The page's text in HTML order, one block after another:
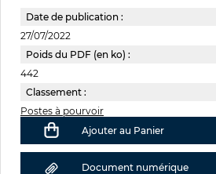
Date de publication :
27/07/2022
Poids du PDF (en ko) :
442
Classement :
Postes à pourvoir
Ajouter au Panier
Document numérique